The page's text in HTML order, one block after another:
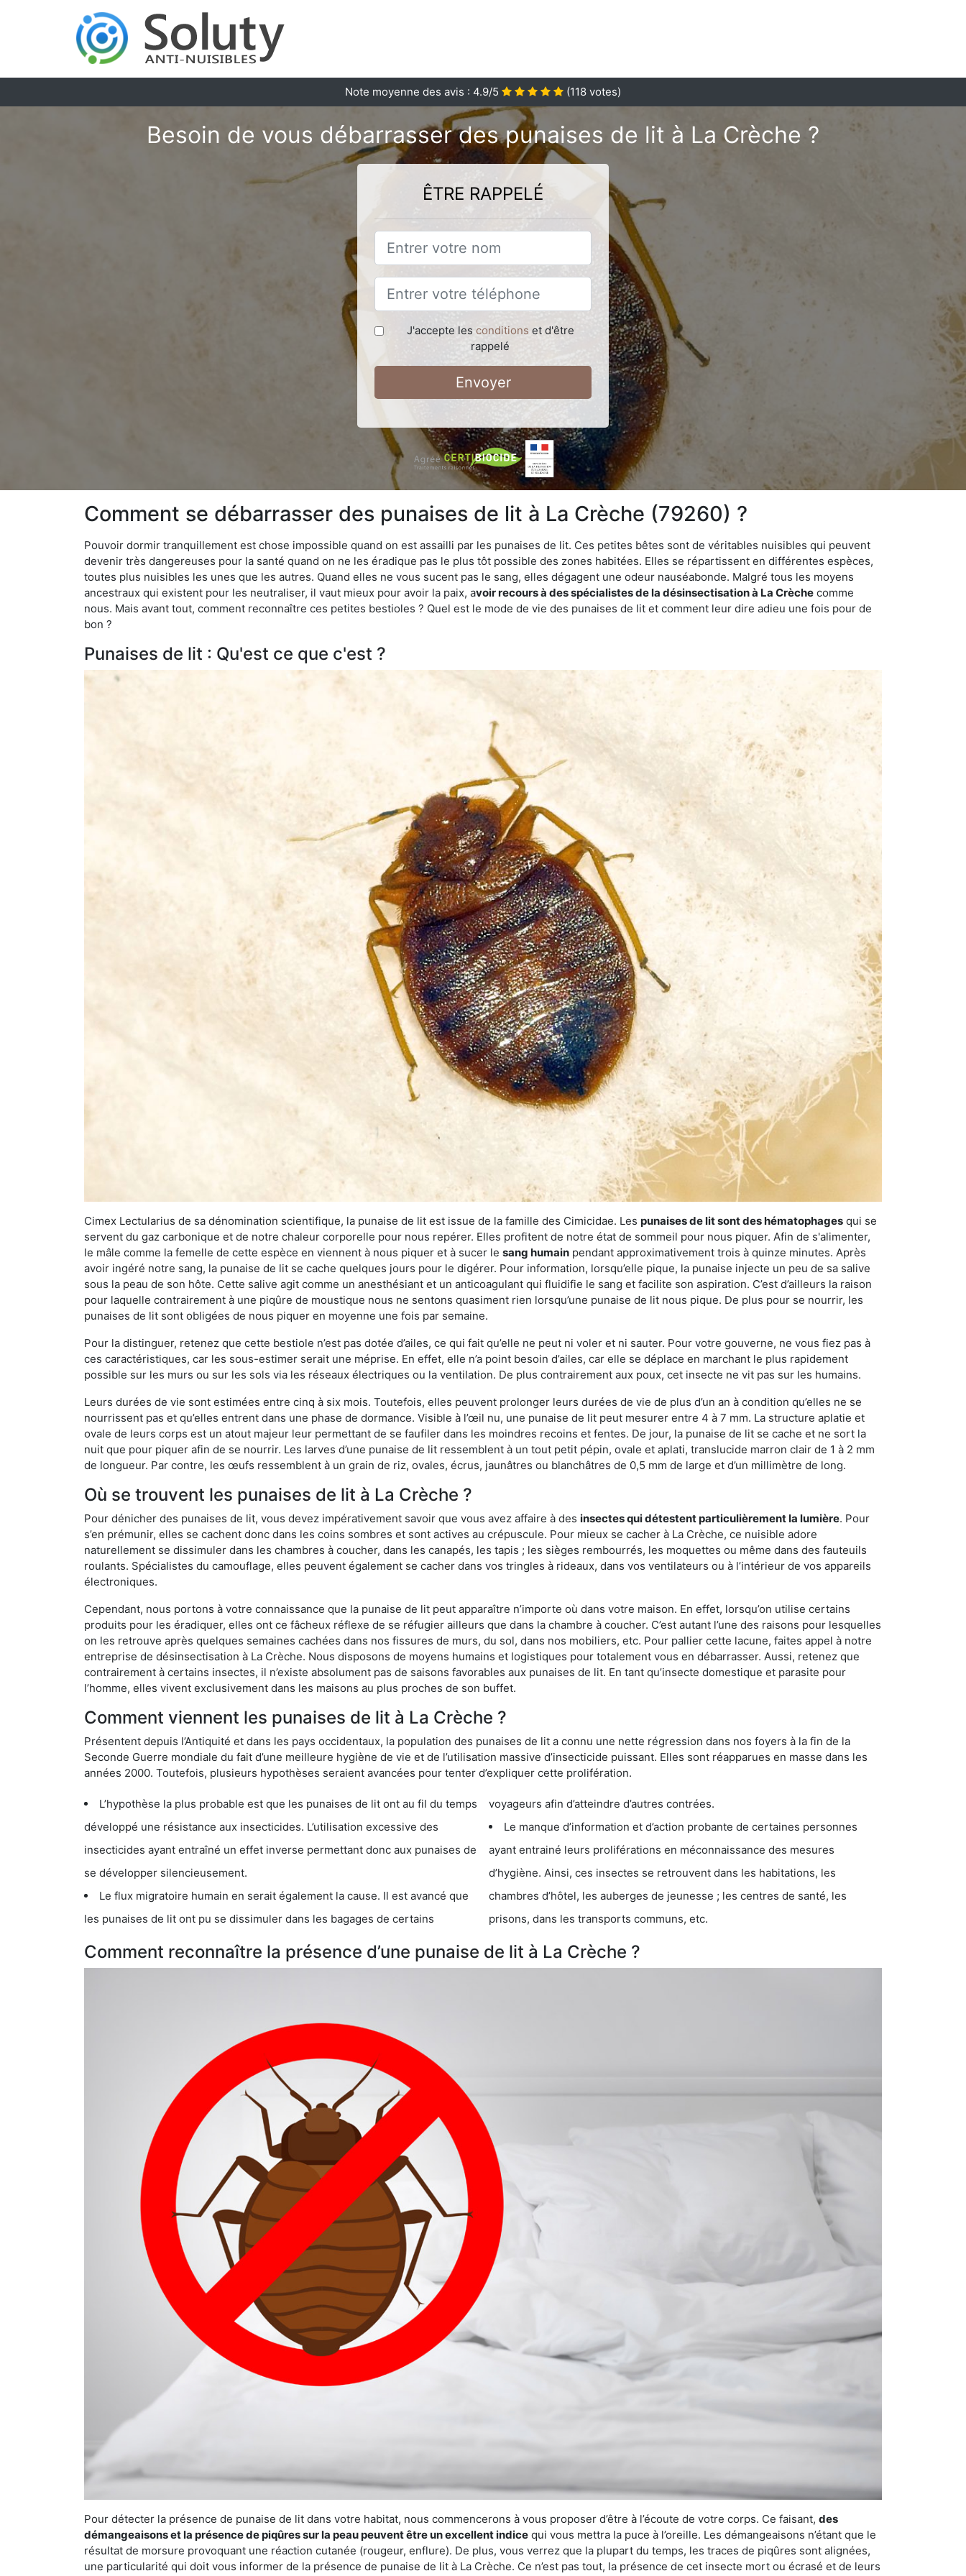
Note moyenne des avis : 4.9/5 (118 votes)
Besoin de vous débarrasser des punaises de lit à La Crèche ?
ÊTRE RAPPELÉ
J'accepte les conditions et d'être
rappelé
Envoyer
Comment se débarrasser des punaises de lit à La Crèche (79260) ?
Pouvoir dormir tranquillement est chose impossible quand on est assailli par les punaises de lit. Ces petites bêtes sont de véritables nuisibles qui peuvent
devenir très dangereuses pour la santé quand on ne les éradique pas le plus tôt possible des zones habitées. Elles se répartissent en différentes espèces,
toutes plus nuisibles les unes que les autres. Quand elles ne vous sucent pas le sang, elles dégagent une odeur nauséabonde. Malgré tous les moyens
ancestraux qui existent pour les neutraliser, il vaut mieux pour avoir la paix, avoir recours à des spécialistes de la désinsectisation à La Crèche comme
nous. Mais avant tout, comment reconnaître ces petites bestioles ? Quel est le mode de vie des punaises de lit et comment leur dire adieu une fois pour de
bon ?
Punaises de lit : Qu'est ce que c'est ?
Cimex Lectularius de sa dénomination scientifique, la punaise de lit est issue de la famille des Cimicidae. Les punaises de lit sont des hématophages qui se
servent du gaz carbonique et de notre chaleur corporelle pour nous repérer. Elles profitent de notre état de sommeil pour nous piquer. Afin de s'alimenter,
le mâle comme la femelle de cette espèce en viennent à nous piquer et à sucer le sang humain pendant approximativement trois à quinze minutes. Après
avoir ingéré notre sang, la punaise de lit se cache quelques jours pour le digérer. Pour information, lorsqu’elle pique, la punaise injecte un peu de sa salive
sous la peau de son hôte. Cette salive agit comme un anesthésiant et un anticoagulant qui fluidifie le sang et facilite son aspiration. C’est d’ailleurs la raison
pour laquelle contrairement à une piqûre de moustique nous ne sentons quasiment rien lorsqu’une punaise de lit nous pique. De plus pour se nourrir, les
punaises de lit sont obligées de nous piquer en moyenne une fois par semaine.
Pour la distinguer, retenez que cette bestiole n’est pas dotée d’ailes, ce qui fait qu’elle ne peut ni voler et ni sauter. Pour votre gouverne, ne vous fiez pas à
ces caractéristiques, car les sous-estimer serait une méprise. En effet, elle n’a point besoin d’ailes, car elle se déplace en marchant le plus rapidement
possible sur les murs ou sur les sols via les réseaux électriques ou la ventilation. De plus contrairement aux poux, cet insecte ne vit pas sur les humains.
Leurs durées de vie sont estimées entre cinq à six mois. Toutefois, elles peuvent prolonger leurs durées de vie de plus d’un an à condition qu’elles ne se
nourrissent pas et qu’elles entrent dans une phase de dormance. Visible à l’œil nu, une punaise de lit peut mesurer entre 4 à 7 mm. La structure aplatie et
ovale de leurs corps est un atout majeur leur permettant de se faufiler dans les moindres recoins et fentes. De jour, la punaise de lit se cache et ne sort la
nuit que pour piquer afin de se nourrir. Les larves d’une punaise de lit ressemblent à un tout petit pépin, ovale et aplati, translucide marron clair de 1 à 2 mm
de longueur. Par contre, les œufs ressemblent à un grain de riz, ovales, écrus, jaunâtres ou blanchâtres de 0,5 mm de large et d’un millimètre de long.
Où se trouvent les punaises de lit à La Crèche ?
Pour dénicher des punaises de lit, vous devez impérativement savoir que vous avez affaire à des insectes qui détestent particulièrement la lumière. Pour
s’en prémunir, elles se cachent donc dans les coins sombres et sont actives au crépuscule. Pour mieux se cacher à La Crèche, ce nuisible adore
naturellement se dissimuler dans les chambres à coucher, dans les canapés, les tapis ; les sièges rembourrés, les moquettes ou même dans des fauteuils
roulants. Spécialistes du camouflage, elles peuvent également se cacher dans vos tringles à rideaux, dans vos ventilateurs ou à l’intérieur de vos appareils
électroniques.
Cependant, nous portons à votre connaissance que la punaise de lit peut apparaître n’importe où dans votre maison. En effet, lorsqu’on utilise certains
produits pour les éradiquer, elles ont ce fâcheux réflexe de se réfugier ailleurs que dans la chambre à coucher. C’est autant l’une des raisons pour lesquelles
on les retrouve après quelques semaines cachées dans nos fissures de murs, du sol, dans nos mobiliers, etc. Pour pallier cette lacune, faites appel à notre
entreprise de désinsectisation à La Crèche. Nous disposons de moyens humains et logistiques pour totalement vous en débarrasser. Aussi, retenez que
contrairement à certains insectes, il n’existe absolument pas de saisons favorables aux punaises de lit. En tant qu’insecte domestique et parasite pour
l’homme, elles vivent exclusivement dans les maisons au plus proches de son buffet.
Comment viennent les punaises de lit à La Crèche ?
Présentent depuis l’Antiquité et dans les pays occidentaux, la population des punaises de lit a connu une nette régression dans nos foyers à la fin de la
Seconde Guerre mondiale du fait d’une meilleure hygiène de vie et de l’utilisation massive d’insecticide puissant. Elles sont réapparues en masse dans les
années 2000. Toutefois, plusieurs hypothèses seraient avancées pour tenter d’expliquer cette prolifération.
L’hypothèse la plus probable est que les punaises de lit ont au fil du temps
développé une résistance aux insecticides. L’utilisation excessive des
insecticides ayant entraîné un effet inverse permettant donc aux punaises de
se développer silencieusement.
Le flux migratoire humain en serait également la cause. Il est avancé que
les punaises de lit ont pu se dissimuler dans les bagages de certains
voyageurs afin d’atteindre d’autres contrées.
Le manque d’information et d’action probante de certaines personnes
ayant entrainé leurs proliférations en méconnaissance des mesures
d’hygiène. Ainsi, ces insectes se retrouvent dans les habitations, les
chambres d’hôtel, les auberges de jeunesse ; les centres de santé, les
prisons, dans les transports communs, etc.
Comment reconnaître la présence d’une punaise de lit à La Crèche ?
Pour détecter la présence de punaise de lit dans votre habitat, nous commencerons à vous proposer d’être à l’écoute de votre corps. Ce faisant, des
démangeaisons et la présence de piqûres sur la peau peuvent être un excellent indice qui vous mettra la puce à l’oreille. Les démangeaisons n’étant que le
résultat de morsure provoquant une réaction cutanée (rougeur, enflure). De plus, vous verrez que la plupart du temps, les traces de piqûres sont alignées,
une particularité qui doit vous informer de la présence de punaise de lit à La Crèche. Ce n’est pas tout, la présence de cet insecte mort ou écrasé et de leurs